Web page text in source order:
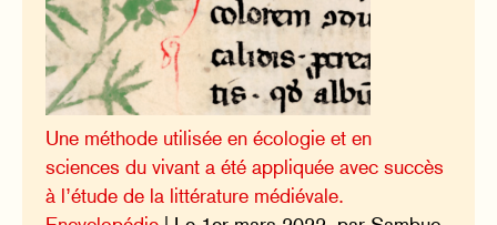
Une méthode utilisée en écologie et en
sciences du vivant a été appliquée avec succès
à l’étude de la littérature médiévale.